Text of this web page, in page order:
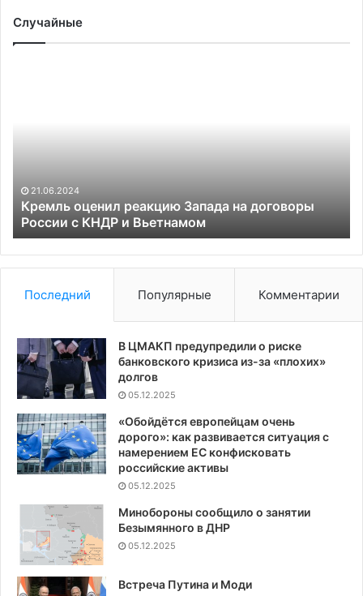
Случайные
КНДР
Вьетнамом
21.06.2024
Кремль оценил реакцию Запада на договоры
России с КНДР и Вьетнамом
Последний Популярные Комментарии
В ЦМАКП предупредили о риске
банковского кризиса из-за «плохих»
долгов
05.12.2025
«Обойдётся европейцам очень
дорого»: как развивается ситуация с
намерением ЕС конфисковать
российские активы
05.12.2025
Минобороны сообщило о занятии
Безымянного в ДНР
05.12.2025
Встреча Путина и Моди